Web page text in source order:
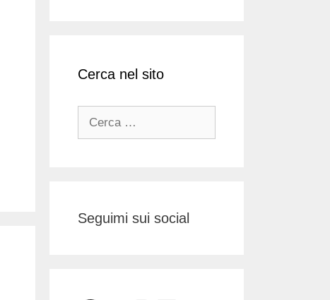
Cerca nel sito
Seguimi sui social